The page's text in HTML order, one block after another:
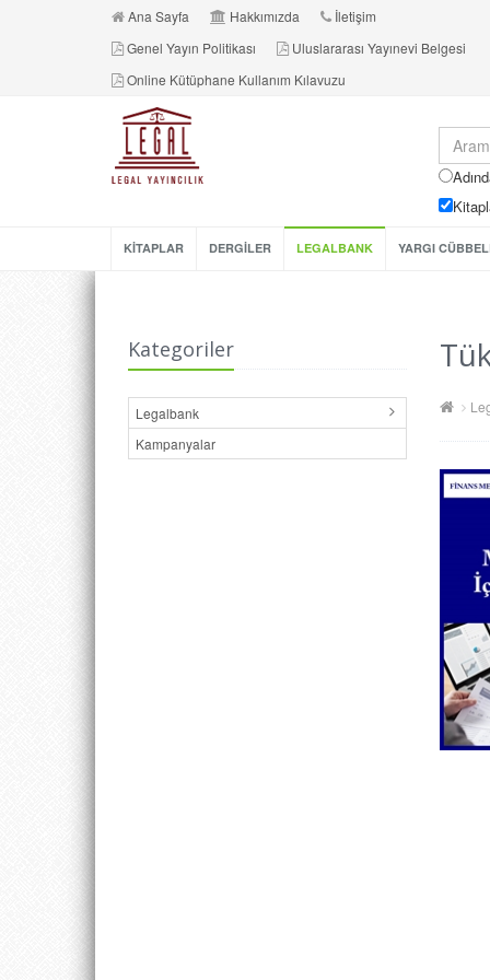
Ana Sayfa Hakkımızda
İletişim
Genel Yayın Politikası
Uluslararası Yayınevi Belgesi
Online Kütüphane Kullanım Kılavuzu
KİTAPLAR DERGİLER LEGALBANK YARGI
Kategoriler
Legalbank
Kampanyalar